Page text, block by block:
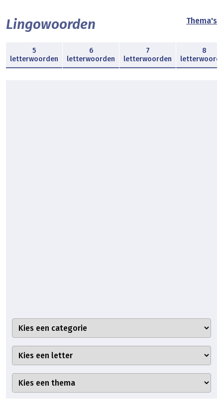
Lingowoorden Thema's
5
letterwoorden
6
letterwoorden
7
letterwoorden
8